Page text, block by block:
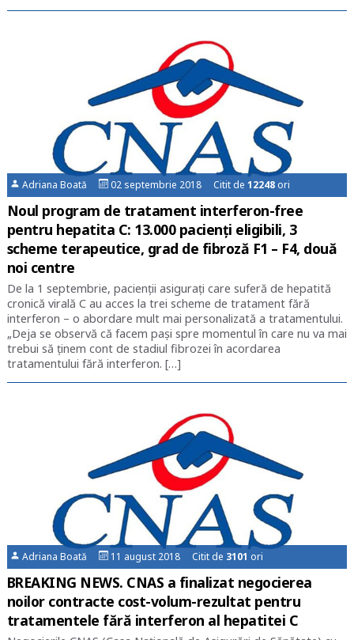
Adriana Boată 02 septembrie 2018 Citit de12248 ori
Noul program de tratament interferon-free
pentru hepatita C: 13.000 pacienți eligibili, 3
scheme terapeutice, grad de fibroză F1 – F4, două
noi centre
De la 1 septembrie, pacienții asigurați care suferă de hepatită
cronică virală C au acces la trei scheme de tratament fără
interferon – o abordare mult mai personalizată a tratamentului.
„Deja se observă că facem pași spre momentul în care nu va mai
trebui să ţinem cont de stadiul fibrozei în acordarea
tratamentului fără interferon. […]
Adriana Boată 11 august 2018 Citit de 3101 ori
BREAKING NEWS. CNAS a finalizat negocierea
noilor contracte cost-volum-rezultat pentru
tratamentele fără interferon al hepatitei C